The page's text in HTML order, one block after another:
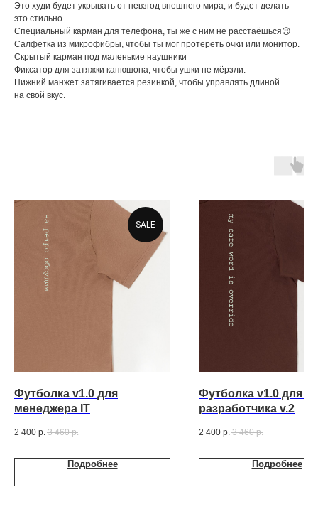
Это худи будет укрывать от невзгод внешнего мира, и будет делать
это стильно
Специальный карман для телефона, ты же с ним не расстаёшься😉
Cалфетка из микрофибры, чтобы ты мог протереть очки или монитор.
Скрытый карман под маленькие наушники
Фиксатор для затяжки капюшона, чтобы ушки не мёрзли.
Нижний манжет затягивается резинкой, чтобы управлять длиной
на свой вкус.
SALE
Футболка v1.0 для
менеджера IT
2 400 р. 3 460 р.
Подробнее
Футболка v1.0 для
разработчика v.2
2 400 р. 3 460 р.
Подробнее